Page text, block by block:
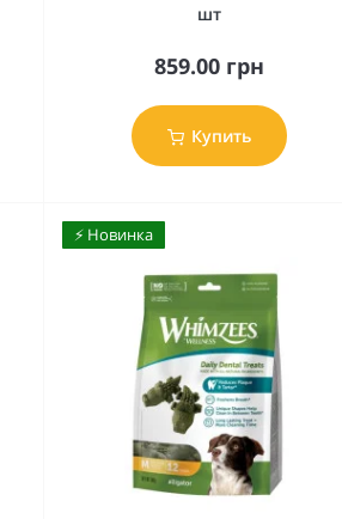
шт
859.00 грн
Купить
⚡️ Новинка